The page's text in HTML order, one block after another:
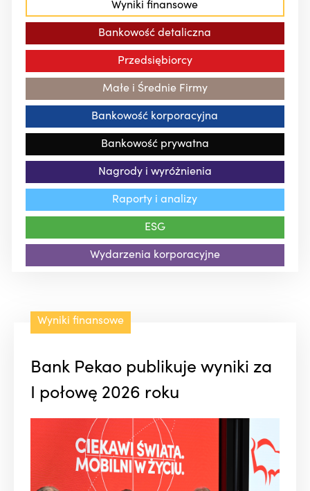
Wyniki finansowe
Bank Pekao publikuje wyniki za
I połowę 2026 roku
Wyniki finansowe
Bankowość detaliczna
Przedsiębiorcy
Małe i Średnie Firmy
Bankowość korporacyjna
Bankowość prywatna
Nagrody i wyróżnienia
Raporty i analizy
ESG
Wydarzenia korporacyjne